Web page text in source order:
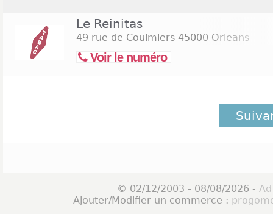
Le Reinitas
49 rue de Coulmiers 45000 Orleans
Voir le numéro
© 02/12/2003 - 08/08/2026 -
Ajouter/Modifier un commerce :